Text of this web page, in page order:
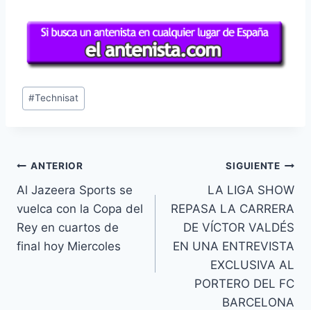
Etiquetas
de
#Technisat
Navegación
de
entradas
ANTERIOR
Al Jazeera Sports se
vuelca con la Copa del
Rey en cuartos de
final hoy Miercoles
SIGUIENTE
LA LIGA SHOW
REPASA LA CARRERA
DE VÍCTOR VALDÉS
EN UNA ENTREVISTA
EXCLUSIVA AL
PORTERO DEL FC
BARCELONA